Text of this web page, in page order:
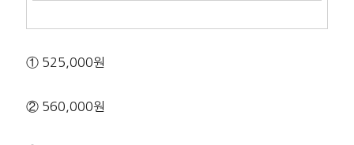
① 525,000원
② 560,000원